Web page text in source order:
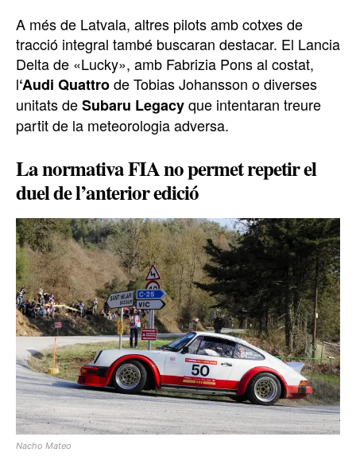
A més de Latvala, altres pilots amb cotxes de
tracció integral també buscaran destacar. El Lancia
Delta de «Lucky», amb Fabrizia Pons al costat,
l‘Audi Quattrode Tobias Johansson o diverses
unitats deSubaru Legacyque intentaran treure
partit de la meteorologia adversa.
La normativa FIA no permet repetir el
duel de l’anterior edició
Nacho Mateo